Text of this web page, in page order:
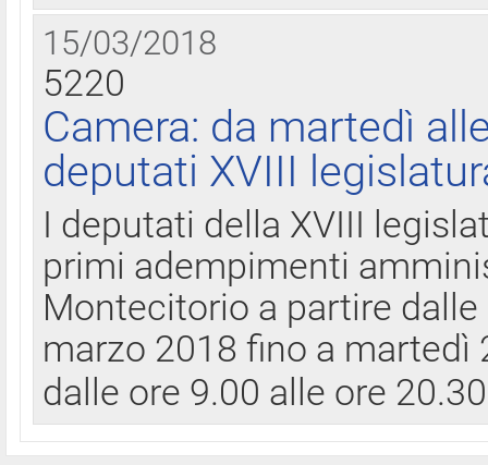
15/03/2018
5220
Camera: da martedì
deputati XVIII
I deputati della XVIII
primi adempimenti
Montecitorio a partire
marzo 2018 fino a
dalle ore 9.00 alle ore